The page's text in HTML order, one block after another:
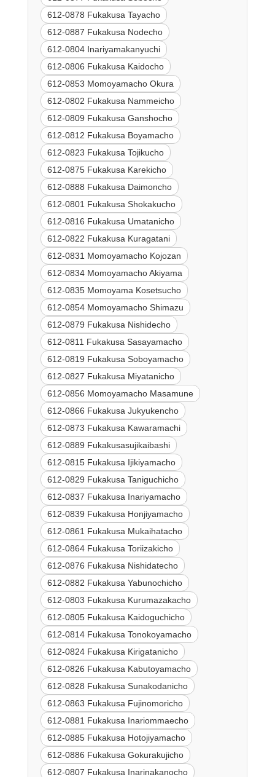
612-0878 Fukakusa Tayacho
612-0887 Fukakusa Nodecho
612-0804 Inariyamakanyuchi
612-0806 Fukakusa Kaidocho
612-0853 Momoyamacho Okura
612-0802 Fukakusa Nammeicho
612-0809 Fukakusa Ganshocho
612-0812 Fukakusa Boyamacho
612-0823 Fukakusa Tojikucho
612-0875 Fukakusa Karekicho
612-0888 Fukakusa Daimoncho
612-0801 Fukakusa Shokakucho
612-0816 Fukakusa Umatanicho
612-0822 Fukakusa Kuragatani
612-0831 Momoyamacho Kojozan
612-0834 Momoyamacho Akiyama
612-0835 Momoyama Kosetsucho
612-0854 Momoyamacho Shimazu
612-0879 Fukakusa Nishidecho
612-0811 Fukakusa Sasayamacho
612-0819 Fukakusa Soboyamacho
612-0827 Fukakusa Miyatanicho
612-0856 Momoyamacho Masamune
612-0866 Fukakusa Jukyukencho
612-0873 Fukakusa Kawaramachi
612-0889 Fukakusasujikaibashi
612-0815 Fukakusa Ijikiyamacho
612-0829 Fukakusa Taniguchicho
612-0837 Fukakusa Inariyamacho
612-0839 Fukakusa Honjiyamacho
612-0861 Fukakusa Mukaihatacho
612-0864 Fukakusa Toriizakicho
612-0876 Fukakusa Nishidatecho
612-0882 Fukakusa Yabunochicho
612-0803 Fukakusa Kurumazakacho
612-0805 Fukakusa Kaidoguchicho
612-0814 Fukakusa Tonokoyamacho
612-0824 Fukakusa Kirigatanicho
612-0826 Fukakusa Kabutoyamacho
612-0828 Fukakusa Sunakodanicho
612-0863 Fukakusa Fujinomoricho
612-0881 Fukakusa Inariommaecho
612-0885 Fukakusa Hotojiyamacho
612-0886 Fukakusa Gokurakujicho
612-0807 Fukakusa Inarinakanocho